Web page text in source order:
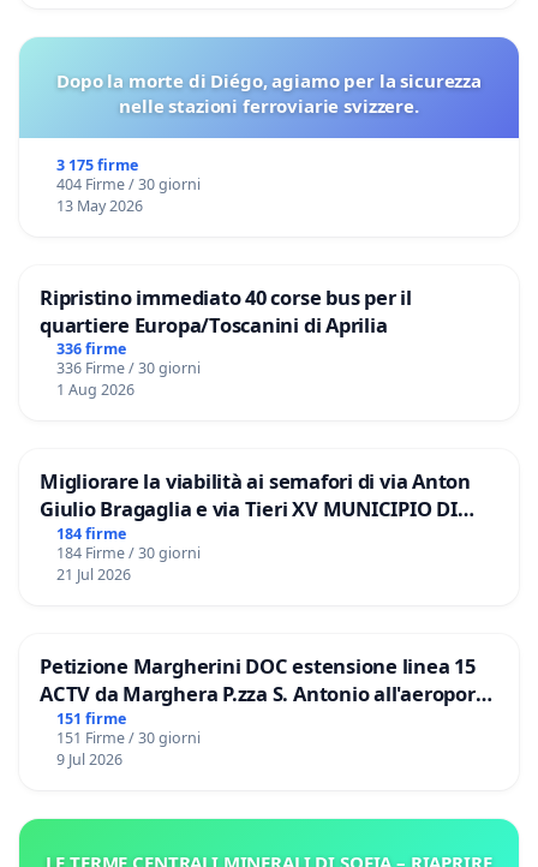
Dopo la morte di Diégo, agiamo per la sicurezza
nelle stazioni ferroviarie svizzere.
3 175 firme
404 Firme / 30 giorni
13 May 2026
Ripristino immediato 40 corse bus per il
quartiere Europa/Toscanini di Aprilia
336 firme
336 Firme / 30 giorni
1 Aug 2026
Migliorare la viabilità ai semafori di via Anton
Giulio Bragaglia e via Tieri XV MUNICIPIO DI
ROMA
184 firme
184 Firme / 30 giorni
21 Jul 2026
Petizione Margherini DOC estensione linea 15
ACTV da Marghera P.zza S. Antonio all'aeroporto
Marco Polo tariffa a € 1,50
151 firme
151 Firme / 30 giorni
9 Jul 2026